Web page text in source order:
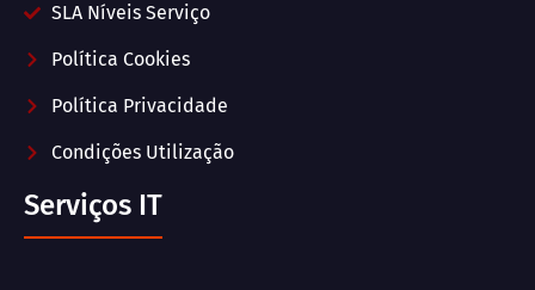
SLA Níveis Serviço
Política Cookies
Política Privacidade
Condições Utilização
Serviços IT